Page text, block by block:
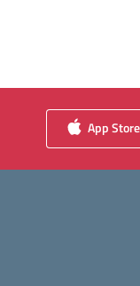
App Store